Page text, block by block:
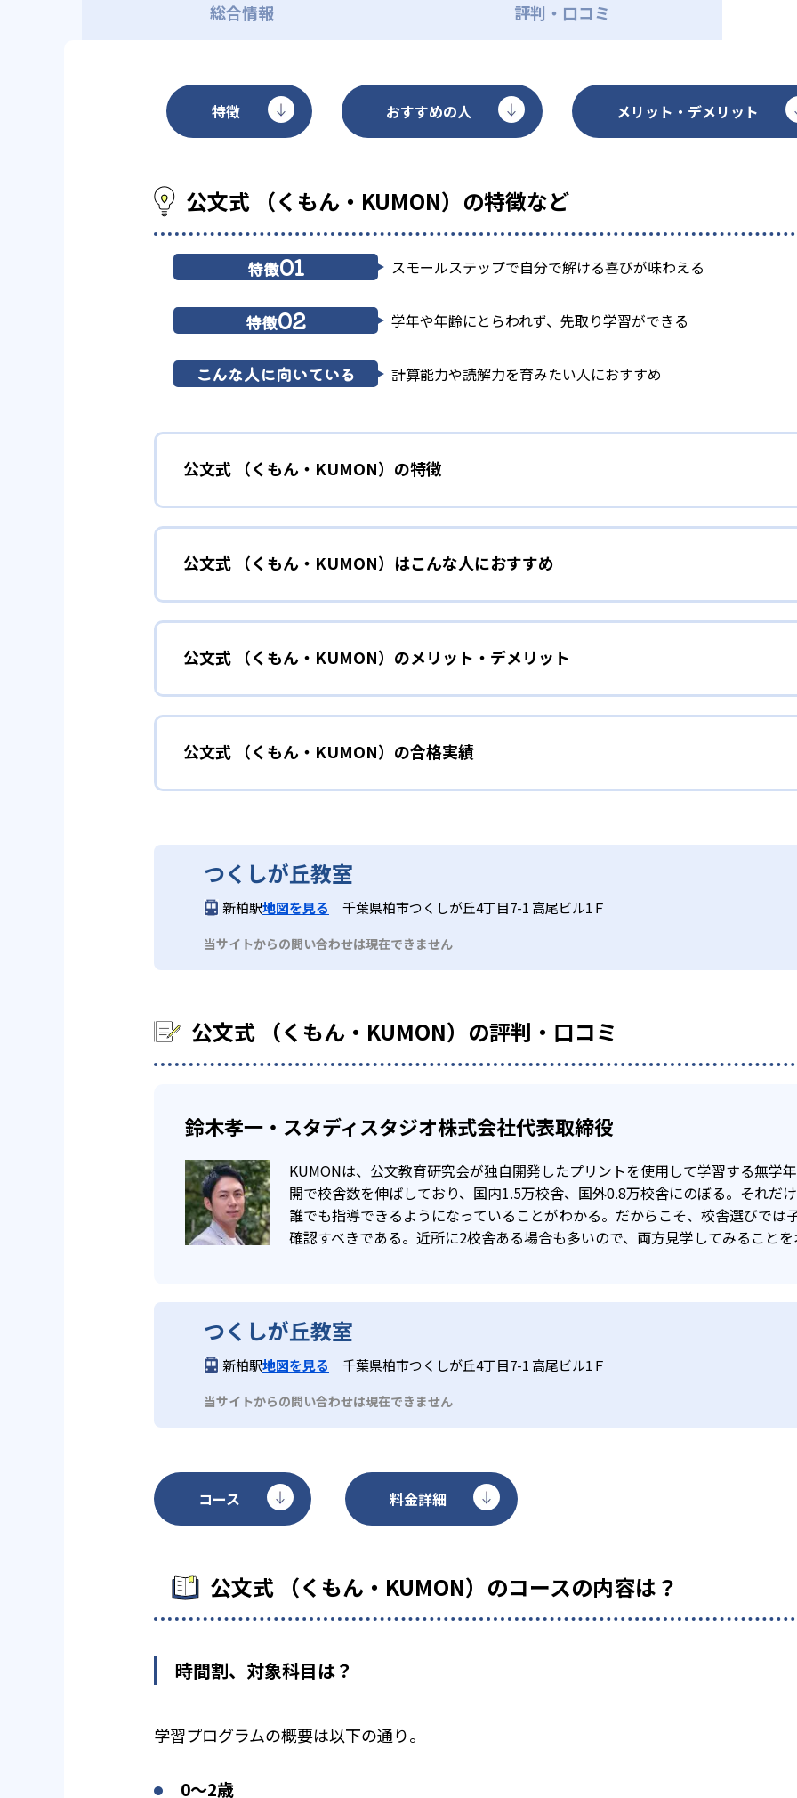
総合情報 評判・口コミ
特徴 おすすめの人 メリット・デメリット
公文式 （くもん・KUMON）の特徴など
特徴01 スモールステップで自分で解ける喜びが味わえる
特徴02 学年や年齢にとらわれず、先取り学習ができる
こんな人に向いている 計算能力や読解力を育みたい人におすすめ
公文式 （くもん・KUMON）の特徴
01 無学年式の学力別学習
KUMONでは、年齢や学年にとらわれずに、一人ひとりの学力に応じたレベルから学習を始めて
確実に100点が取れるレベルから少しずつ難易度を上げていくことで子どもたちは多くの成功
できる。
02 自学自習スタイル
KUMONの教材は、簡単な問題から高度な問題へと、スモールステップで進んでいけるよう工
時期から高校教材に進む生徒もいる。
03 フレキシブルな受講スタイル
KUMONでは、教室が開いている時間内であれば、何曜日にでも週2回受講できる。そのため、
も通室しやすい。また、教室によっては自宅からのオンライン受講と通室を組み合わせること
公文式 （くもん・KUMON）はこんな人におすすめ
小学校に入る準備をしたい幼児向け
KUMONでは細かいステップに分かれた教材で、わかる楽しさを経験しながら無理なく力を高め
目でも自分で解けた達成感を味わうことで、少しずつ苦手意識を克服できるだろう。
中学生・高校生 部活や習い事と両立したい生徒向け
宿題の量や進め方に関しては、いつでも気軽に相談可能だ。
公文式 （くもん・KUMON）のメリット・デメリット
どんなメリットがある？
KUMONでは自学自習スタイルで勉強するため、集中力や目標に向かって頑張りやり抜く力を
い。
どんなデメリットがある？
KUMONでは、中高生のクラスでも数学・英語・国語の3教科に限られるため、その他の教科に
だろう。
公文式 （くもん・KUMON）の合格実績
KUMONは、公式サイトでは合格実績は公開していない。志望校への実績があるかどうかは、
つくしが丘教室
新柏駅地図を見る 千葉県柏市つくしが丘4丁目7-1 高尾ビル1Ｆ
当サイトからの問い合わせは現在できません
公文式 （くもん・KUMON）の評判・口コミ
鈴木孝一・スタディスタジオ株式会社代表取締役
KUMONは、公文教育研究会が独自開発したプリントを使用して学習する無学
開で校舎数を伸ばしており、国内1.5万校舎、国外0.8万校舎にのぼる。それだ
誰でも指導できるようになっていることがわかる。だからこそ、校舎選びでは
確認すべきである。近所に2校舎ある場合も多いので、両方見学してみること
つくしが丘教室
新柏駅地図を見る 千葉県柏市つくしが丘4丁目7-1 高尾ビル1Ｆ
当サイトからの問い合わせは現在できません
コース 料金詳細
公文式 （くもん・KUMON）のコースの内容は？
時間割、対象科目は？
学習プログラムの概要は以下の通り。
0〜2歳